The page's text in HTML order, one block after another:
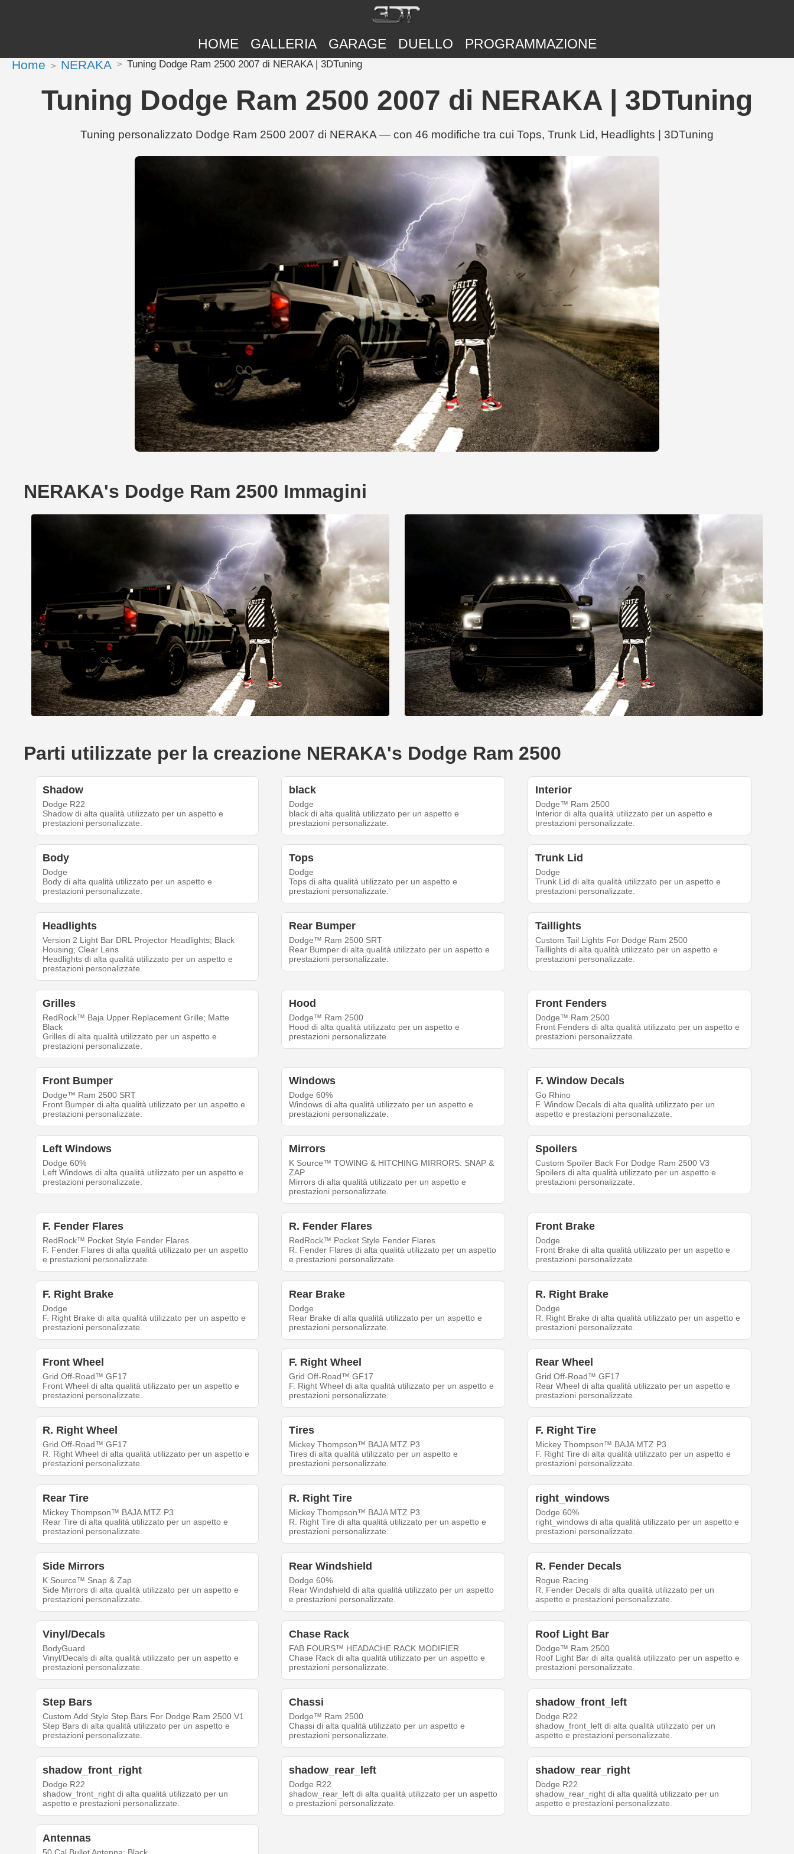
HOME GALLERIA GARAGE DUELLO PROGRAMMAZIONE
Home NERAKA Tuning Dodge Ram 2500 2007 di NERAKA | 3DTuning
Tuning Dodge Ram 2500 2007 di NERAKA | 3DTuning
Tuning personalizzato Dodge Ram 2500 2007 di NERAKA — con 46 modifiche tra cui Tops, Trunk Lid, Headlights | 3DTuning
NERAKA's Dodge Ram 2500 Immagini
Parti utilizzate per la creazione NERAKA's Dodge Ram 2500
Shadow
Dodge R22
Shadow di alta qualità utilizzato per un aspetto e
prestazioni personalizzate.
black
Dodge
black di alta qualità utilizzato per un aspetto e
prestazioni personalizzate.
Interior
Dodge™ Ram 2500
Interior di alta qualità utilizzato per un aspetto e
prestazioni personalizzate.
Body
Dodge
Body di alta qualità utilizzato per un aspetto e
prestazioni personalizzate.
Tops
Dodge
Tops di alta qualità utilizzato per un aspetto e
prestazioni personalizzate.
Trunk Lid
Dodge
Trunk Lid di alta qualità utilizzato per un aspetto e
prestazioni personalizzate.
Headlights
Version 2 Light Bar DRL Projector Headlights; Black
Housing; Clear Lens
Headlights di alta qualità utilizzato per un aspetto e
prestazioni personalizzate.
Rear Bumper
Dodge™ Ram 2500 SRT
Rear Bumper di alta qualità utilizzato per un aspetto e
prestazioni personalizzate.
Taillights
Custom Tail Lights For Dodge Ram 2500
Taillights di alta qualità utilizzato per un aspetto e
prestazioni personalizzate.
Grilles
RedRock™ Baja Upper Replacement Grille; Matte
Black
Grilles di alta qualità utilizzato per un aspetto e
prestazioni personalizzate.
Hood
Dodge™ Ram 2500
Hood di alta qualità utilizzato per un aspetto e
prestazioni personalizzate.
Front Fenders
Dodge™ Ram 2500
Front Fenders di alta qualità utilizzato per un aspetto e
prestazioni personalizzate.
Front Bumper
Dodge™ Ram 2500 SRT
Front Bumper di alta qualità utilizzato per un aspetto e
prestazioni personalizzate.
Windows
Dodge 60%
Windows di alta qualità utilizzato per un aspetto e
prestazioni personalizzate.
F. Window Decals
Go Rhino
F. Window Decals di alta qualità utilizzato per un
aspetto e prestazioni personalizzate.
Left Windows
Dodge 60%
Left Windows di alta qualità utilizzato per un aspetto e
prestazioni personalizzate.
Mirrors
K Source™ TOWING & HITCHING MIRRORS: SNAP &
ZAP
Mirrors di alta qualità utilizzato per un aspetto e
prestazioni personalizzate.
Spoilers
Custom Spoiler Back For Dodge Ram 2500 V3
Spoilers di alta qualità utilizzato per un aspetto e
prestazioni personalizzate.
F. Fender Flares
RedRock™ Pocket Style Fender Flares
F. Fender Flares di alta qualità utilizzato per un aspetto
e prestazioni personalizzate.
R. Fender Flares
RedRock™ Pocket Style Fender Flares
R. Fender Flares di alta qualità utilizzato per un aspetto
e prestazioni personalizzate.
Front Brake
Dodge
Front Brake di alta qualità utilizzato per un aspetto e
prestazioni personalizzate.
F. Right Brake
Dodge
F. Right Brake di alta qualità utilizzato per un aspetto e
prestazioni personalizzate.
Rear Brake
Dodge
Rear Brake di alta qualità utilizzato per un aspetto e
prestazioni personalizzate.
R. Right Brake
Dodge
R. Right Brake di alta qualità utilizzato per un aspetto e
prestazioni personalizzate.
Front Wheel
Grid Off-Road™ GF17
Front Wheel di alta qualità utilizzato per un aspetto e
prestazioni personalizzate.
F. Right Wheel
Grid Off-Road™ GF17
F. Right Wheel di alta qualità utilizzato per un aspetto e
prestazioni personalizzate.
Rear Wheel
Grid Off-Road™ GF17
Rear Wheel di alta qualità utilizzato per un aspetto e
prestazioni personalizzate.
R. Right Wheel
Grid Off-Road™ GF17
R. Right Wheel di alta qualità utilizzato per un aspetto e
prestazioni personalizzate.
Tires
Mickey Thompson™ BAJA MTZ P3
Tires di alta qualità utilizzato per un aspetto e
prestazioni personalizzate.
F. Right Tire
Mickey Thompson™ BAJA MTZ P3
F. Right Tire di alta qualità utilizzato per un aspetto e
prestazioni personalizzate.
Rear Tire
Mickey Thompson™ BAJA MTZ P3
Rear Tire di alta qualità utilizzato per un aspetto e
prestazioni personalizzate.
R. Right Tire
Mickey Thompson™ BAJA MTZ P3
R. Right Tire di alta qualità utilizzato per un aspetto e
prestazioni personalizzate.
right_windows
Dodge 60%
right_windows di alta qualità utilizzato per un aspetto e
prestazioni personalizzate.
Side Mirrors
K Source™ Snap & Zap
Side Mirrors di alta qualità utilizzato per un aspetto e
prestazioni personalizzate.
Rear Windshield
Dodge 60%
Rear Windshield di alta qualità utilizzato per un aspetto
e prestazioni personalizzate.
R. Fender Decals
Rogue Racing
R. Fender Decals di alta qualità utilizzato per un
aspetto e prestazioni personalizzate.
Vinyl/Decals
BodyGuard
Vinyl/Decals di alta qualità utilizzato per un aspetto e
prestazioni personalizzate.
Chase Rack
FAB FOURS™ HEADACHE RACK MODIFIER
Chase Rack di alta qualità utilizzato per un aspetto e
prestazioni personalizzate.
Roof Light Bar
Dodge™ Ram 2500
Roof Light Bar di alta qualità utilizzato per un aspetto e
prestazioni personalizzate.
Step Bars
Custom Add Style Step Bars For Dodge Ram 2500 V1
Step Bars di alta qualità utilizzato per un aspetto e
prestazioni personalizzate.
Chassi
Dodge™ Ram 2500
Chassi di alta qualità utilizzato per un aspetto e
prestazioni personalizzate.
shadow_front_left
Dodge R22
shadow_front_left di alta qualità utilizzato per un
aspetto e prestazioni personalizzate.
shadow_front_right
Dodge R22
shadow_front_right di alta qualità utilizzato per un
aspetto e prestazioni personalizzate.
shadow_rear_left
Dodge R22
shadow_rear_left di alta qualità utilizzato per un aspetto
e prestazioni personalizzate.
shadow_rear_right
Dodge R22
shadow_rear_right di alta qualità utilizzato per un
aspetto e prestazioni personalizzate.
Antennas